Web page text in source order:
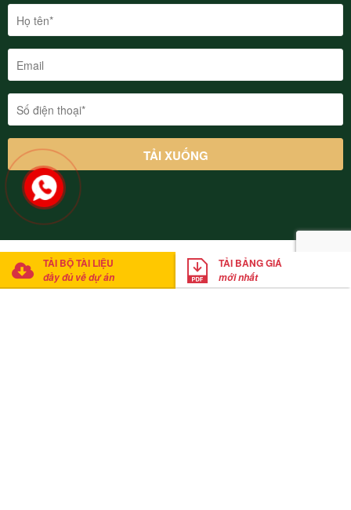
© 2022 Thung Lũng Thanh Xuân Valley Vĩnh Phúc. Cung cấp bởi
Mathsoft Việt Nam
TẢI BỘ TÀI LIỆU
đầy đủ về dự án
TẢI BẢNG GIÁ
mới nhất